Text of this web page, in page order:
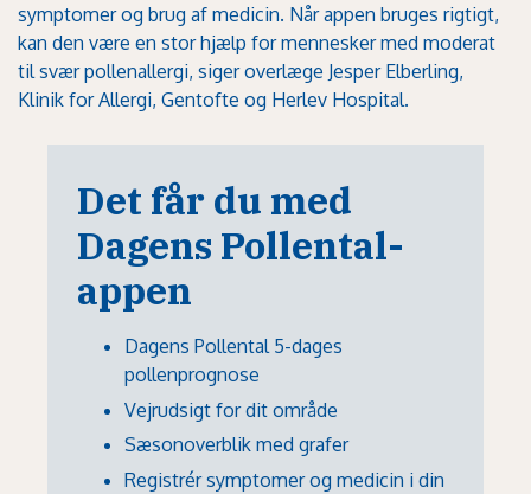
symptomer og brug af medicin. Når appen bruges rigtigt,
kan den være en stor hjælp for mennesker med moderat
til svær pollenallergi, siger overlæge Jesper Elberling,
Klinik for Allergi, Gentofte og Herlev Hospital.
Det får du med
Dagens Pollental-
appen
Dagens Pollental 5-dages
pollenprognose
Vejrudsigt for dit område
Sæsonoverblik med grafer
Registrér symptomer og medicin i din